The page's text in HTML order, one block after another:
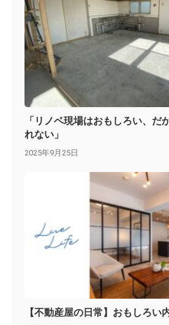
「リノベ現場はおもしろい、だ
れない」
2025年9月25日
【不動産屋の日常】おもしろい